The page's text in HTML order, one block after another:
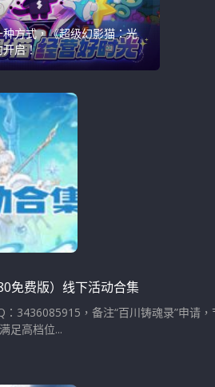
方式，《超级幻影猫：光
开启！
免费版）线下活动合集
：3436085915，备注“百川铸魂录”申请
足高档位...